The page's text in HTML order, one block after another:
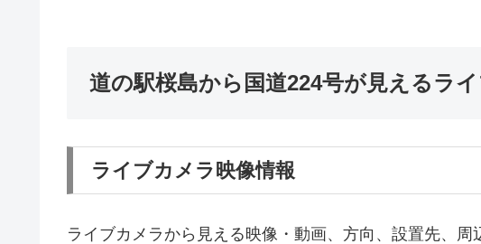
道の駅桜島から国道224号が見えるライ
ライブカメラ映像情報
ライブカメラから見える映像・動画、方向、設置先、